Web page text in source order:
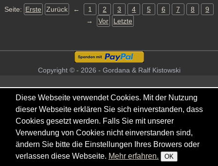
Seite: Erste Zurück ← 1 2 3 4 5 6 7 8
9
→
Vor Letzte
Copyright © - 2026 - Gordana & Ralf Kistowski
Diese Webseite verwendet Cookies. Mit der Nutzung
dieser Webseite erklären Sie sich einverstanden, dass
Cookies gesetzt werden. Falls Sie mit unserer
Verwendung von Cookies nicht einverstanden sind,
ändern Sie bitte die Einstellungen Ihres Browers oder
verlassen diese Webseite. Mehr erfahren. OK